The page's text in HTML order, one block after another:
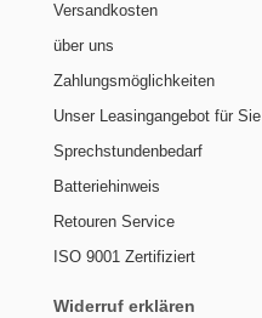
Versandkosten
über uns
Zahlungsmöglichkeiten
Unser Leasingangebot für Sie
Sprechstundenbedarf
Batteriehinweis
Retouren Service
ISO 9001 Zertifiziert
Widerruf erklären